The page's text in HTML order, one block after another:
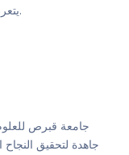
يتعرض له الطلاب خلال فترة التعليم، لا تنطبق المنحة.
جامعة قبرص
جاهدة لتحقيق النجاح